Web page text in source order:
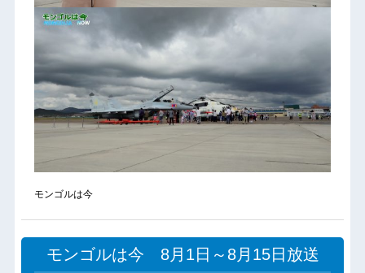
モンゴルは今
モンゴルは今 8月1日～8月15日放送